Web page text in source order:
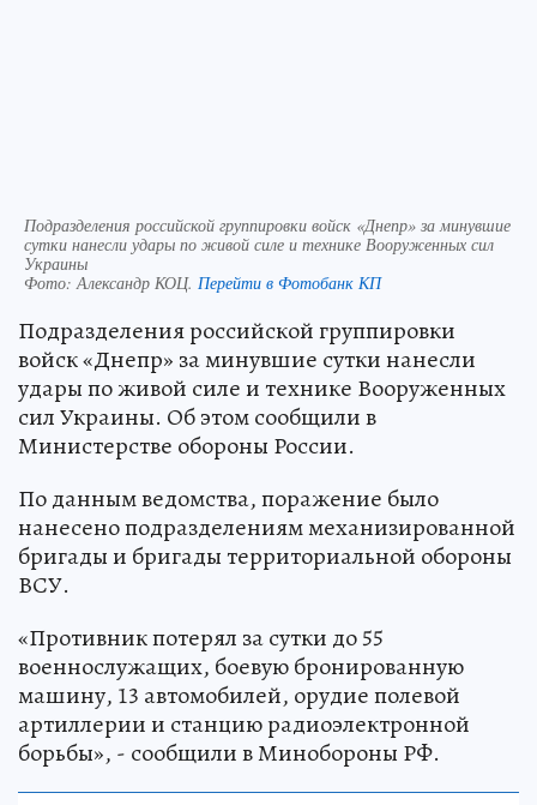
Подразделения российской группировки войск «Днепр» за минувшие
сутки нанесли удары по живой силе и технике Вооруженных сил
Украины
Фото: Александр КОЦ. Перейти в Фотобанк КП
Подразделения российской группировки
войск «Днепр» за минувшие сутки нанесли
удары по живой силе и технике Вооруженных
сил Украины. Об этом сообщили в
Министерстве обороны России.
По данным ведомства, поражение было
нанесено подразделениям механизированной
бригады и бригады территориальной обороны
ВСУ.
«Противник потерял за сутки до 55
военнослужащих, боевую бронированную
машину, 13 автомобилей, орудие полевой
артиллерии и станцию радиоэлектронной
борьбы», - сообщили в Минобороны РФ.